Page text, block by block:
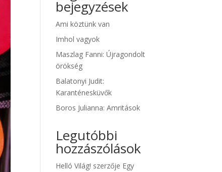
bejegyzések
Ami köztünk van
Imhol vagyok
Maszlag Fanni: Újragondolt
örökség
Balatonyi Judit:
Karanténesküvők
Boros Julianna: Amritások
Legutóbbi
hozzászólások
Helló Világ! szerzője Egy